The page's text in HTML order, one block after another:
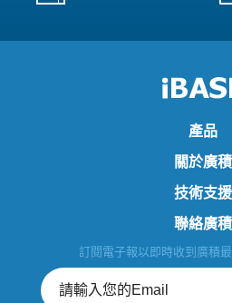
產品
關於廣積
技術支援
聯絡廣積
訂閱電子報以即時收到廣積